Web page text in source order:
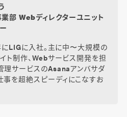
部 Webディレクターユニット
LIGに入社。主に中〜大規模の
ト制作、Webサービス開発を担
理サービスのAsanaアンバサダ
事を超絶スピーディにこなすお